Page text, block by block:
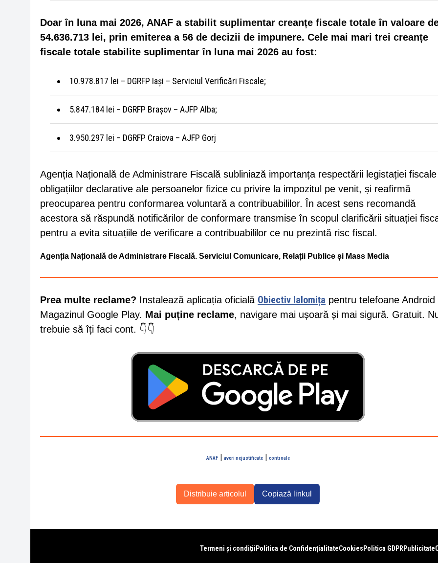
Doar în luna mai 2026, ANAF a stabilit suplimentar creanțe fiscale totale în valoare
54.636.713 lei, prin emiterea a 56 de decizii de impunere. Cele mai mari trei creanțe
fiscale totale stabilite suplimentar în luna mai 2026 au fost:
10.978.817 lei – DGRFP Iași – Serviciul Verificări Fiscale;
5.847.184 lei – DGRFP Brașov – AJFP Alba;
3.950.297 lei – DGRFP Craiova – AJFP Gorj
Agenția Națională de Administrare Fiscală subliniază importanța respectării legistației
obligațiilor declarative ale persoanelor fizice cu privire la impozitul pe venit, și reafirmă
preocuparea pentru conformarea voluntară a contribuabililor. În acest sens recomandă
acestora să răspundă notificărilor de conformare transmise în scopul clarificării situației
pentru a evita situațiile de verificare a contribuabililor ce nu prezintă risc fiscal.
Agenția Națională de Administrare Fiscală. Serviciul Comunicare, Relații Publice și Mass Media
Prea multe reclame? Instalează aplicația oficială Obiectiv Ialomița pentru telefoane Android
Magazinul Google Play. Mai puține reclame, navigare mai ușoară și mai sigură. Gratuit.
trebuie să îți faci cont. 👇👇
ANAF| averi nejustificate| controale
Distribuie articolul Copiază linkul
Termeni și condiții Politica de ConfidențialitateCookies Politica GDPR Publicitate